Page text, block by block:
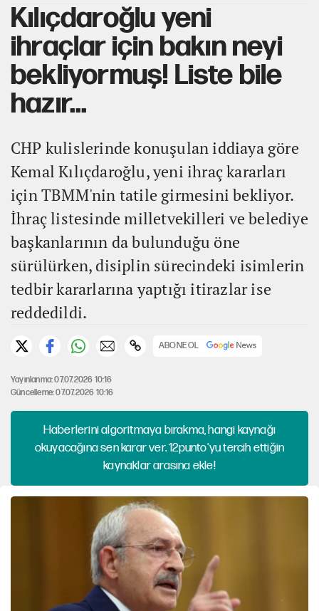
Kılıçdaroğlu yeni
ihraçlar için bakın neyi
bekliyormuş! Liste bile
hazır...
CHP kulislerinde konuşulan iddiaya göre
Kemal Kılıçdaroğlu, yeni ihraç kararları
için TBMM'nin tatile girmesini bekliyor.
İhraç listesinde milletvekilleri ve belediye
başkanlarının da bulunduğu öne
sürülürken, disiplin sürecindeki isimlerin
tedbir kararlarına yaptığı itirazlar ise
reddedildi.
ABONE OL
Yayınlanma: 07.07.2026 10:16
Güncelleme: 07.07.2026 10:16
Haberlerini algoritmaya bırakma, hangi kaynağı
okuyacağına sen karar ver. 12punto'yu tercih ettiğin
kaynaklar arasına ekle!